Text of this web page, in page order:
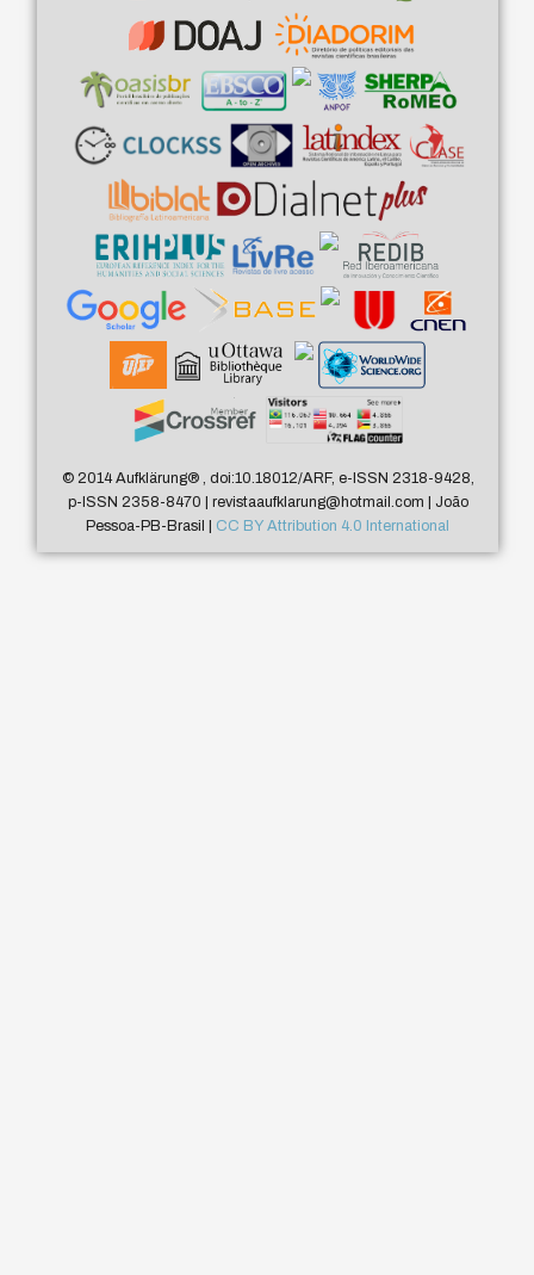
© 2014 Aufklärung®, doi:10.18012/ARF, e-ISSN 2318-9428,
p-ISSN 2358-8470 | revistaaufklarung@hotmail.com | João
Pessoa-PB-Brasil | CC BY Attribution 4.0 International